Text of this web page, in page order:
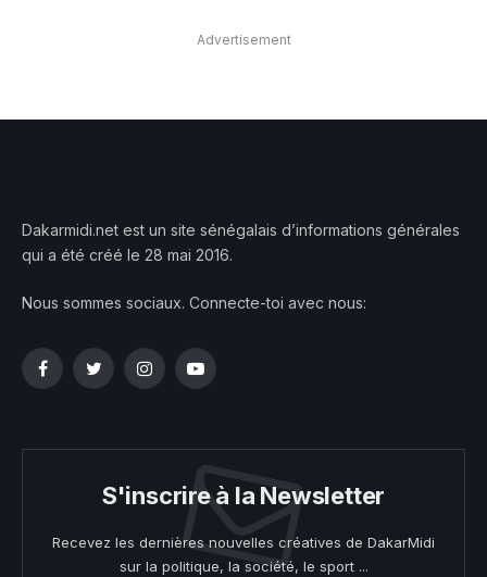
Advertisement
Dakarmidi.net est un site sénégalais d’informations générales
qui a été créé le 28 mai 2016.
Nous sommes sociaux. Connecte-toi avec nous:
FacebookTwitterInstagramYouTube
S'inscrire à la Newsletter
Recevez les dernières nouvelles créatives de DakarMidi
sur la politique, la société, le sport ...